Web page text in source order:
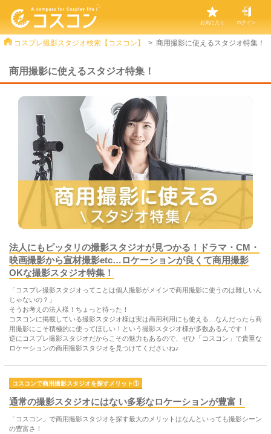
お気に入り ログイン
コスプレ撮影スタジオ検索【コスコン】 商用撮影に使えるスタジオ特集！
商用撮影に使えるスタジオ特集！
法人にもピッタリの撮影スタジオが見つかる！ドラマ・CM・
映画撮影から宣材撮影etc…ロケーションが良くて商用撮影
OKな撮影スタジオ特集！
「コスプレ撮影スタジオってことは個人撮影がメインで商用撮影に使うのは難しいん
じゃないの？」
そうお考えの法人様！ちょっと待った！
コスコンに掲載している撮影スタジオ様は実は商用利用にも使える…なんだったら商
用撮影にこそ積極的に使ってほしい！という撮影スタジオ様が多数あるんです！
逆にコスプレ撮影スタジオだからこその魅力もあるので、ぜひ「コスコン」で貴重な
ロケーションの商用撮影スタジオを見つけてくださいね♪
コスコンで商用撮影スタジオを探すメリット①
通常の撮影スタジオにはない多彩なロケーションが豊富！
「コスコン」で商用撮影スタジオを探す最大のメリットはなんといっても撮影シーン
の豊富さ！